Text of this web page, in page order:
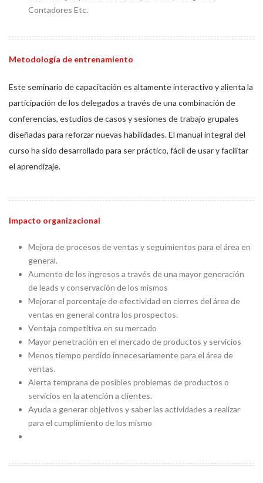
Contadores Etc.
Metodología de entrenamiento
Este seminario de capacitación es altamente interactivo y alienta la
participación de los delegados a través de una combinación de
conferencias, estudios de casos y sesiones de trabajo grupales
diseñadas para reforzar nuevas habilidades. El manual integral del
curso ha sido desarrollado para ser práctico, fácil de usar y facilitar
el aprendizaje.
Impacto organizacional
Mejora de procesos de ventas y seguimientos para el área en
general.
Aumento de los ingresos a través de una mayor generación
de leads y conservación de los mismos
Mejorar el porcentaje de efectividad en cierres del área de
ventas en general contra los prospectos.
Ventaja competitiva en su mercado
Mayor penetración en el mercado de productos y servicios
Menos tiempo perdido innecesariamente para el área de
ventas.
Alerta temprana de posibles problemas de productos o
servicios en la atención a clientes.
Ayuda a generar objetivos y saber las actividades a realizar
para el cumplimiento de los mismo